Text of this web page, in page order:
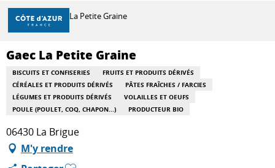
Aller
contenu
principal
DÉCOUVRIR
À FAIRE
SÉJOURNER
Accueil Gaec La Petite Graine
Gaec La Petite Graine
BISCUITS ET CONFISERIES
FRUITS ET PRODUITS DÉRIVÉS
CÉRÉALES ET PRODUITS DÉRIVÉS
PÂTES FRAÎCHES / FARCIES
LÉGUMES ET PRODUITS DÉRIVÉS
VOLAILLES ET OEUFS
POULE (POULET, COQ, CHAPON...)
PRODUCTEUR BIO
06430 La Brigue
M'y rendre
Ajouter aux favoris